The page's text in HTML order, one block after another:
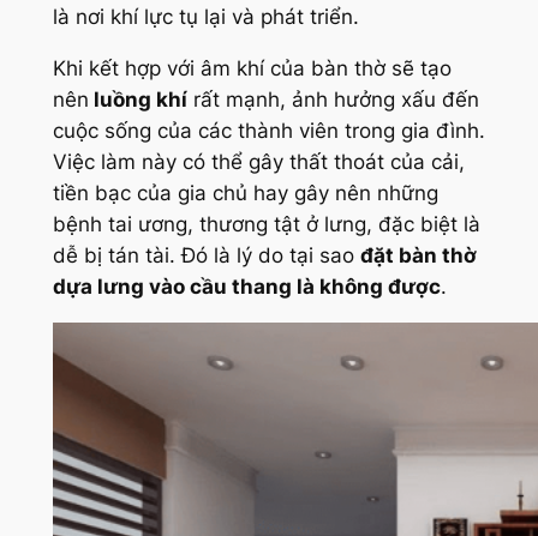
là nơi khí lực tụ lại và phát triển.
Khi kết hợp với âm khí của bàn thờ sẽ tạo
nên luồng khírất mạnh, ảnh hưởng xấu đến
cuộc sống của các thành viên trong gia đình.
Việc làm này có thể gây thất thoát của cải,
tiền bạc của gia chủ hay gây nên những
bệnh tai ương, thương tật ở lưng, đặc biệt là
dễ bị tán tài. Đó là lý do tại sao đặt bàn thờ
dựa lưng vào cầu thang là không được.